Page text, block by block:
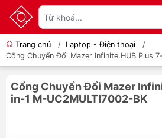
Trang chủ / Laptop - Điện thoại
/
Cổng Chuyển Đổi Mazer Infinite.HUB Plus
Cổng Chuyển Đổi Mazer
in-1 M-UC2MULTI7002-BK